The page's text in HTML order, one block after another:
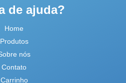
de ajuda?
Home
Produtos
nós
Contato
Carrinho